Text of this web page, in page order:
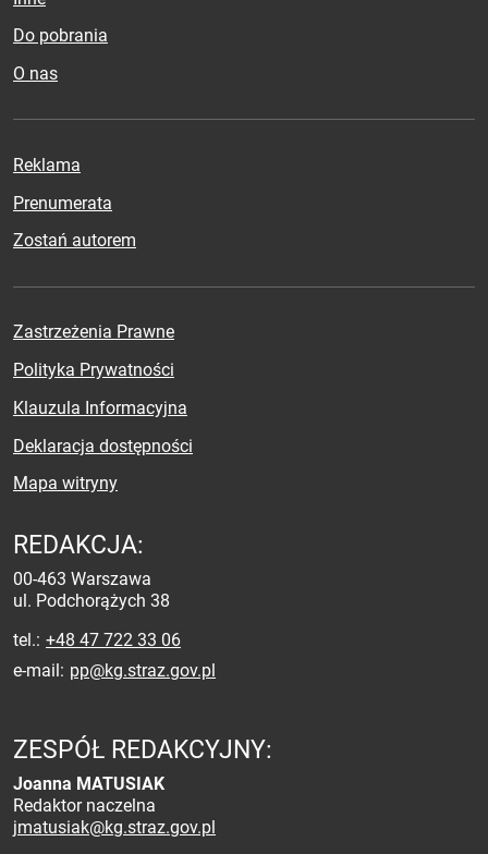
Do pobrania
O nas
Reklama
Prenumerata
Zostań autorem
Zastrzeżenia Prawne
Polityka Prywatności
Klauzula Informacyjna
Deklaracja dostępności
Mapa witryny
REDAKCJA:
00-463 Warszawa
ul. Podchorążych 38
tel. +48 47 722 33 06
e-mail pp@kg.straz.gov.pl
ZESPÓŁ REDAKCYJNY:
Joanna MATUSIAK
Redaktor naczelna
jmatusiak@kg.straz.gov.pl